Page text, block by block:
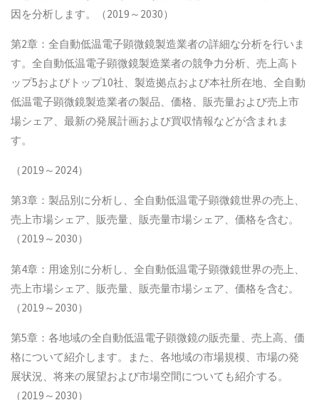
因を分析します。（2019～2030）
第2章：全自動低温電子顕微鏡製造業者の詳細な分析を行いま
す。全自動低温電子顕微鏡製造業者の競争力分析、売上高ト
ップ5およびトップ10社、製造拠点および本社所在地、全自動
低温電子顕微鏡製造業者の製品、価格、販売量および売上市
場シェア、最新の発展計画および買収情報などが含まれま
す。
（2019～2024）
第3章：製品別に分析し、全自動低温電子顕微鏡世界の売上、
売上市場シェア、販売量、販売量市場シェア、価格を含む。
（2019～2030）
第4章：用途別に分析し、全自動低温電子顕微鏡世界の売上、
売上市場シェア、販売量、販売量市場シェア、価格を含む。
（2019～2030）
第5章：各地域の全自動低温電子顕微鏡の販売量、売上高、価
格について紹介します。また、各地域の市場規模、市場の発
展状況、将来の展望および市場空間についても紹介する。
（2019～2030）